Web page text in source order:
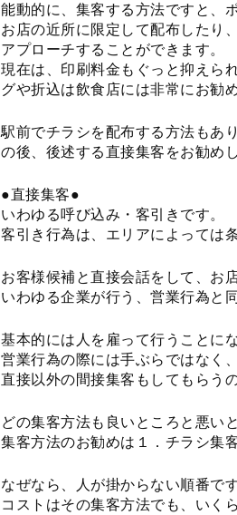
能動的に、集客する方法ですと、
お店の近所に限定して配布したり
アプローチすることができます。
現在は、印刷料金もぐっと抑えら
グや折込は飲食店には非常にお勧め
駅前でチラシを配布する方法もあ
の後、後述する直接集客をお勧めし
●直接集客●
いわゆる呼び込み・客引きです。
客引き行為は、エリアによっては
お客様候補と直接会話をして、お
いわゆる企業が行う、営業行為と
基本的には人を雇って行うことに
営業行為の際には手ぶらではなく
直接以外の間接集客もしてもらう
どの集客方法も良いところと悪い
集客方法のお勧めは１．チラシ
なぜなら、人が掛からない順番です
コストはその集客方法でも、いく